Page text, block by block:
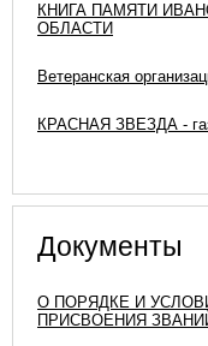
КНИГА ПАМЯТИ
ОБЛАСТИ
Ветеранская
КРАСНАЯ ЗВЕЗДА -
Документы
О ПОРЯДКЕ И
ПРИСВОЕНИЯ